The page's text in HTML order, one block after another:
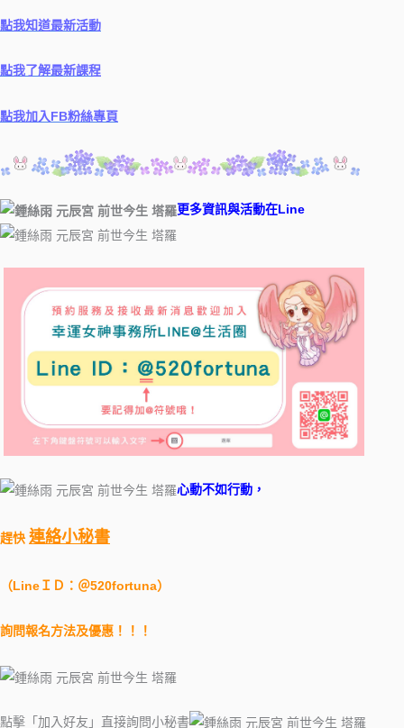
點我知道最新活動
點我了解最新課程
點我加入FB粉絲專頁
更多資訊與活動在Line ​
心動不如行動，
趕快 連絡小秘書
（LineＩＤ：＠520fortuna）
詢問報名方法及優惠！！！
點擊「加入好友」直接詢問小秘書